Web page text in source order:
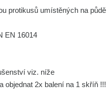
protikusů umístěných na půdě
EN 16014
viz. níže
objednat 2x balení na 1 skříň !!!